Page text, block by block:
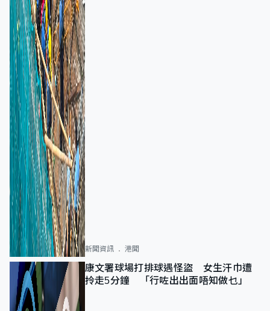
新聞資訊 港聞
康文署球場打排球遇怪盜 女生汗巾遭
拎走5分鐘 「行咗出出面唔知做乜」